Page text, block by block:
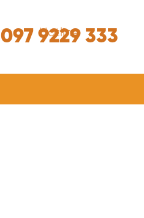
Hotline
097 9229 333